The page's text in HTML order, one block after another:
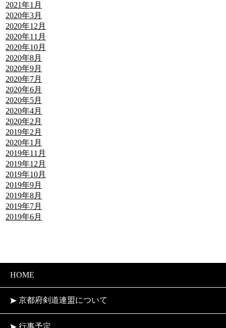
2021年1月
2020年3月
2020年12月
2020年11月
2020年10月
2020年8月
2020年9月
2020年7月
2020年6月
2020年5月
2020年4月
2020年2月
2019年2月
2020年1月
2019年11月
2019年12月
2019年10月
2019年9月
2019年8月
2019年7月
2019年6月
HOME
京都府剣道連盟について
行事予定